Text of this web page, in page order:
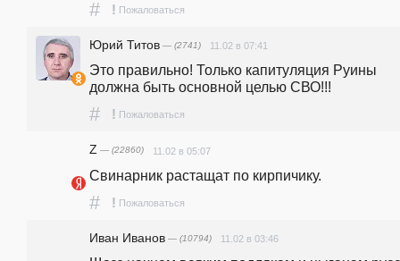
# ! Пожаловаться
Юрий Титов — (2741) 11.02 в 07:41
Это правильно! Только капитуляция Руины
должна быть основной целью СВО!!!
# ! Пожаловаться
Z — (22860) 11.02 в 05:07
Свинарник растащат по кирпичику.
# ! Пожаловаться
Иван Иванов — (10794) 11.02 в 03:46